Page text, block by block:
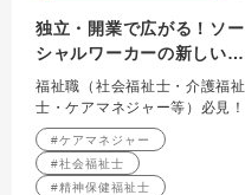
独立・開業で広がる！ソー
シャルワーカーの新しい働
き方ガイド Vol.7【独立・
開業を選んだ人③】坂根 匡
宣さん（一般社団法人ダイ
アロゴス）の場合
福祉職（社会福祉士・介護福祉
士・ケアマネジャー等）必見！
#ケアマネジャー
#社会福祉士
#精神保健福祉士